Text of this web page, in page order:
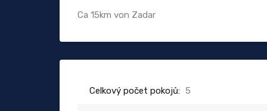
Ca 15km von Zadar
Celkový počet pokojů: 5